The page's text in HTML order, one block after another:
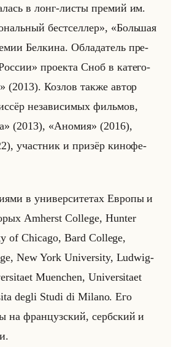
в лонг-листы пре­мий им.
бестселлер», «Большая
Бел­ки­на. Об­ла­да­тель пре­
про­ек­та Сноб в ка­те­го­
(2013). Коз­лов также автор
неза­ви­си­мых фильмов,
(2013), «Аномия» (2016),
участ­ник и при­зёр ки­но­фе­
в уни­вер­си­те­тах Ев­ро­пы и
Amherst College, Hunter
of Chicago, Bard College,
New York University, Ludwig-
Muenchen, Universitaet
degli Studi di Milano. Его
на фран­цуз­ский, серб­ский и